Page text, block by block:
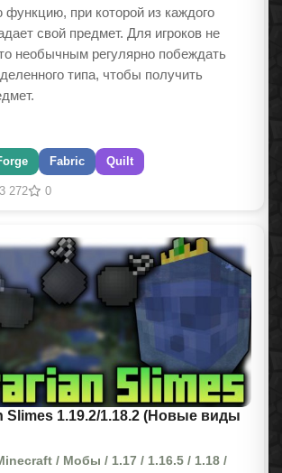
функцию, при которой из каждого
свой предмет. Для игроков не
необычным регулярно побеждать
типа, чтобы получить
Fabric Quilt
3 272 0
Slimes 1.19.2/1.18.2 (Новые виды
/ Мобы / 1.17 / 1.16.5 / 1.18 /